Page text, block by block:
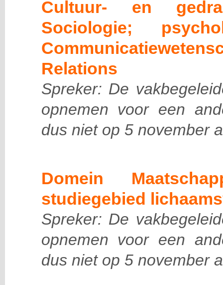
Cultuur- en
Sociologie;
Relations
Spreker: De
opnemen voor een
dus niet op 5 november
Domein
studiegebied
Spreker: De
opnemen voor een
dus niet op 5 november